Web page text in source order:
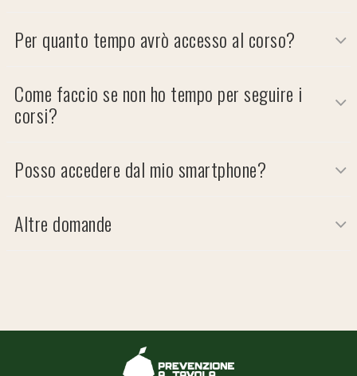
Per quanto tempo avrò accesso al corso?
Come faccio se non ho tempo per seguire i
corsi?
Posso accedere dal mio smartphone?
Altre domande